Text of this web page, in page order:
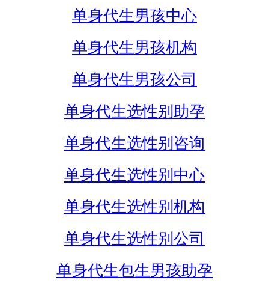
单身代生男孩中心
单身代生男孩机构
单身代生男孩公司
单身代生选性别助孕
单身代生选性别咨询
单身代生选性别中心
单身代生选性别机构
单身代生选性别公司
单身代生包生男孩助孕